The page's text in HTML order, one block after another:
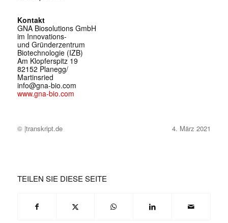
Kontakt
GNA Biosolutions GmbH
im Innovations-
und Gründerzentrum
Biotechnologie (IZB)
Am Klopferspitz 19
82152 Planegg/
Martinsried
info@gna-bio.com
www.gna-bio.com
© |transkript.de 4. März 2021
TEILEN SIE DIESE SEITE